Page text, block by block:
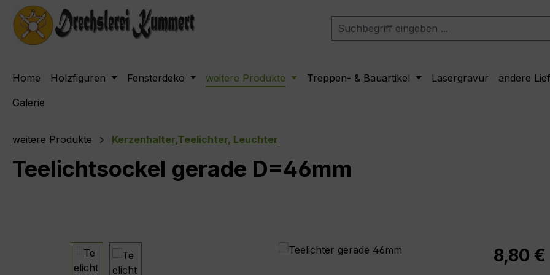
Hauptinhalt springen
Zur Suche springen
Zur Hauptnavigation springen
Home Holzfiguren Fensterdeko weitere Produkte Treppen- & Bauartikel Lasergravur andere
Galerie
weitere Produkte Kerzenhalter,Teelichter, Leuchter
Teelichtsockel gerade D=46mm
Bildergalerie überspringen Regulärer
8,80 €